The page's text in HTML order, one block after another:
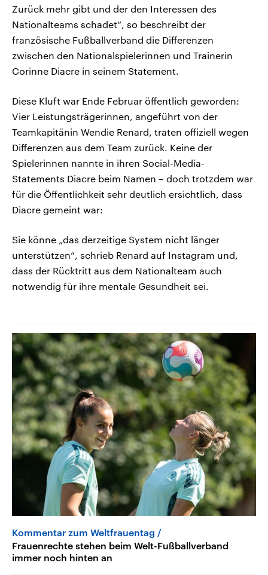
Zurück mehr gibt und der den Interessen des
Nationalteams schadet“, so beschreibt der
französische Fußballverband die Differenzen
zwischen den Nationalspielerinnen und Trainerin
Corinne Diacre in seinem Statement.
Diese Kluft war Ende Februar öffentlich geworden:
Vier Leistungsträgerinnen, angeführt von der
Teamkapitänin Wendie Renard, traten offiziell wegen
Differenzen aus dem Team zurück. Keine der
Spielerinnen nannte in ihren Social-Media-
Statements Diacre beim Namen – doch trotzdem war
für die Öffentlichkeit sehr deutlich ersichtlich, dass
Diacre gemeint war:
Sie könne „das derzeitige System nicht länger
unterstützen“, schrieb Renard auf Instagram und,
dass der Rücktritt aus dem Nationalteam auch
notwendig für ihre mentale Gesundheit sei.
Kommentar zum Weltfrauentag
Frauenrechte stehen beim Welt-Fußballverband
immer noch hinten an